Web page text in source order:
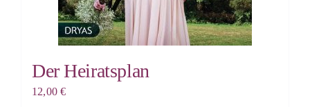
Der Heiratsplan
12,00€